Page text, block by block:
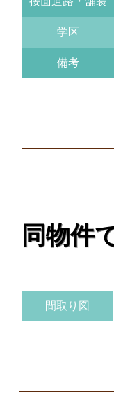
学区
備考
同物件
間取り図